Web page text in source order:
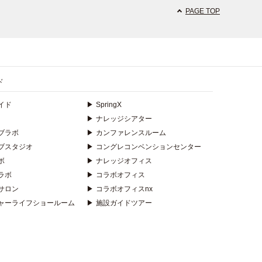
PAGE TOP
ド
ラボ
スタジオ
ボ
ロン
ーライフショールーム
▶ SpringX
▶ ナレッジシアター
▶ カンファレンスルーム
▶ コングレコンベンションセンター
▶ ナレッジオフィス
▶ コラボオフィス
▶ コラボオフィスnx
▶ 施設ガイドツアー